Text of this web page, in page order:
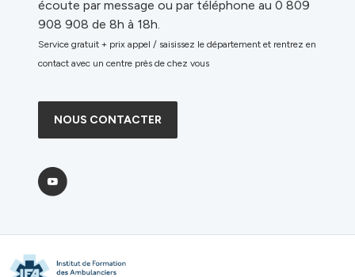
écoute par message ou par téléphone au 0 809
908 908 de 8h à 18h.
Service gratuit + prix appel / saisissez le département et rentrez en
contact avec un centre près de chez vous
NOUS CONTACTER